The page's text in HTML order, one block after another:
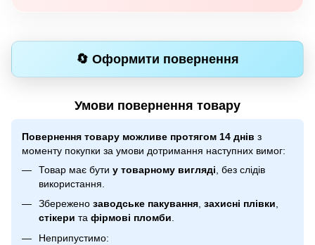
🔄 Оформити повернення
Умови повернення товару
Повернення товару можливе протягом 14 днів з
моменту покупки за умови дотримання наступних вимог:
Товар має бути у товарному вигляді , без слідів
використання.
Збережено заводське пакування, захисні плівки,
стікери та фірмові пломби.
Неприпустимо: